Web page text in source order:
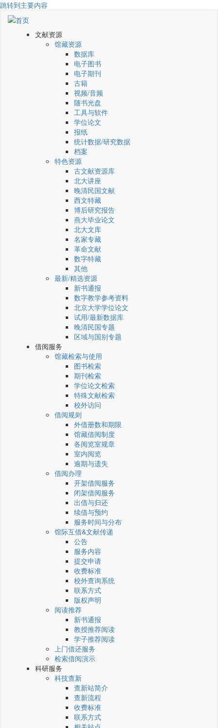
跳转到主要内容
文献资源
馆藏资源
数据库
电子图书
电子期刊
古籍
视频/音频
随书光盘
工具与软件
学位论文
报纸
统计数据/研究数据
档案
特色资源
古文献资源库
北大讲座
晚清民国文献
西文特藏
博后研究报告
燕大毕业论文
北大文库
名家专藏
革命文献
数字特藏
其他
最新/精选资源
新书通报
数字教学参考资料
北京大学学位论文
试用/最新数据库
晚清民国专题
区域与国别专题
借阅服务
馆藏检索与使用
图书检索
期刊检索
学位论文检索
特殊文献检索
校外访问
借阅规则
外借册数和期限
馆藏借阅制度
各阅览室规章
室内阅览
逾期与遗失
借阅办理
开架借阅服务
闭架借阅服务
出借与归还
续借与预约
服务时间与分布
馆际互借&文献传递
公告
服务内容
提交申请
收费标准
校外查询系统
联系方式
版权声明
阅读推荐
新书通报
教授推荐阅读
学子推荐阅读
上门借还服务
检索借阅演示
科研服务
科技查新
查新站简介
查新流程
收费标准
联系方式